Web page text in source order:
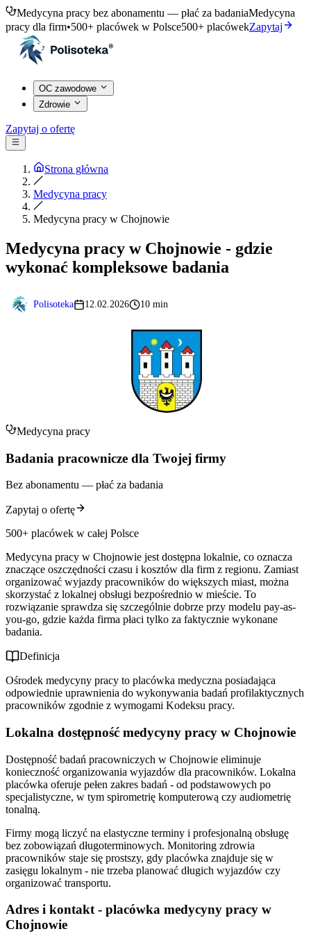
Medycyna pracy bez abonamentu — płać za badaniaMedycyna
pracy dla firm•500+ placówek w Polsce500+ placówekZapytaj
OC zawodowe
Zdrowie
Zapytaj o ofertę
Strona główna
Medycyna pracy
Medycyna pracy w Chojnowie
Medycyna pracy w Chojnowie - gdzie
wykonać kompleksowe badania
Polisoteka 12.02.2026 10 min
Medycyna pracy
Badania pracownicze dla Twojej firmy
Bez abonamentu — płać za badania
Zapytaj o ofertę
500+ placówek w całej Polsce
Medycyna pracy w Chojnowie jest dostępna lokalnie, co oznacza
znaczące oszczędności czasu i kosztów dla firm z regionu. Zamiast
organizować wyjazdy pracowników do większych miast, można
skorzystać z lokalnej obsługi bezpośrednio w mieście. To
rozwiązanie sprawdza się szczególnie dobrze przy modelu pay-as-
you-go, gdzie każda firma płaci tylko za faktycznie wykonane
badania.
Definicja
Ośrodek medycyny pracy to placówka medyczna posiadająca
odpowiednie uprawnienia do wykonywania badań profilaktycznych
pracowników zgodnie z wymogami Kodeksu pracy.
Lokalna dostępność medycyny pracy w Chojnowie
Dostępność badań pracowniczych w Chojnowie eliminuje
konieczność organizowania wyjazdów dla pracowników. Lokalna
placówka oferuje pełen zakres badań - od podstawowych po
specjalistyczne, w tym spirometrię komputerową czy audiometrię
tonalną.
Firmy mogą liczyć na elastyczne terminy i profesjonalną obsługę
bez zobowiązań długoterminowych. Monitoring zdrowia
pracowników staje się prostszy, gdy placówka znajduje się w
zasięgu lokalnym - nie trzeba planować długich wyjazdów czy
organizować transportu.
Adres i kontakt - placówka medycyny pracy w
Chojnowie